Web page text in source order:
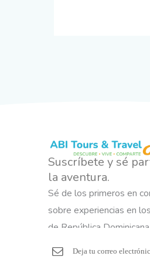
Suscríbete y sé
la aventura.
Sé de los primeros en
sobre experiencias en
de República Dominicana.